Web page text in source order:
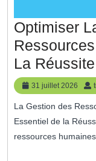
Optimiser
La
31 juillet 2026
31
La Gestion des Ressources Humaines (RH) : Un Pilier
Essentiel de la
ressources